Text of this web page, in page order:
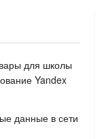
для школы
Yandex
данные в сети